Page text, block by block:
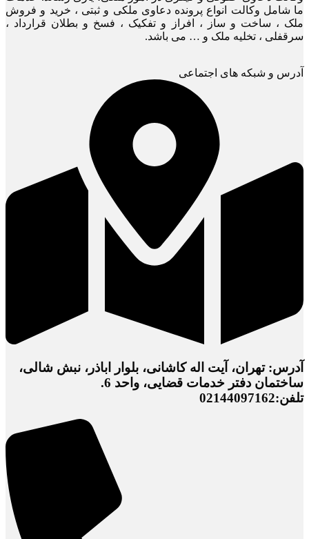
ما شامل وکالت انواع پرونده دعاوی ملکی و ثبتی ، خرید و فروش
ملک ، ساخت و ساز ، افراز و تفکیک ، فسخ و بطلان قرارداد ،
سرقفلی ، تخلیه ملک و … می باشد.
آدرس و شبکه های اجتماعی
آدرس: تهران، آیت اله کاشانی، بلوار اباذر، نبش شالی،
ساختمان دفتر خدمات قضایی، واحد 6.
تلفن:02144097162